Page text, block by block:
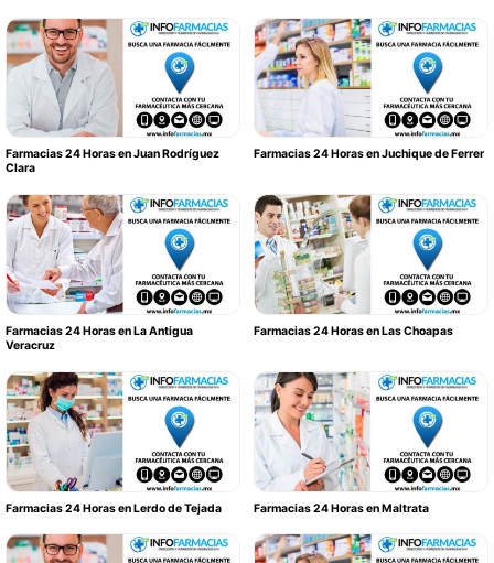
Farmacias 24 Horas en Juan Rodríguez
Clara
Farmacias 24 Horas en Juchique de Ferrer
Farmacias 24 Horas en La Antigua
Veracruz
Farmacias 24 Horas en Las Choapas
Farmacias 24 Horas en Lerdo de Tejada Farmacias 24 Horas en Maltrata